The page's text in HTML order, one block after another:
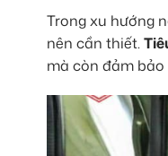
Trong xu hướng
nên cần thiết.
mà còn đảm